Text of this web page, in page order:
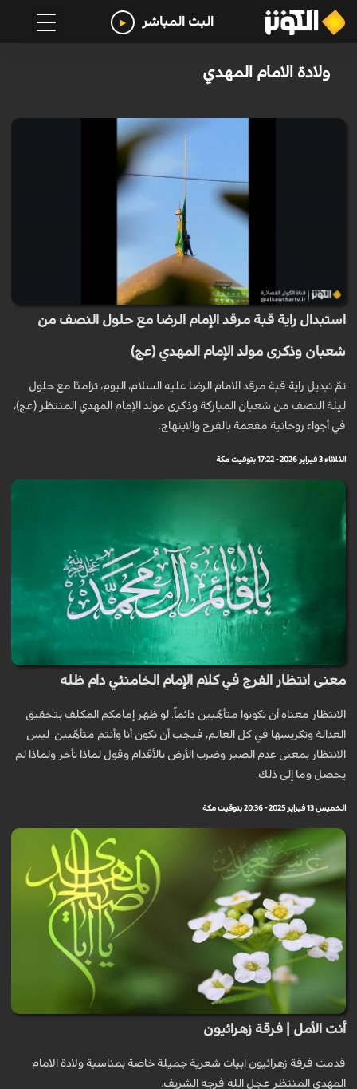
البث المباشر
ولادة الامام المهدي
استبدال راية قبة مرقد الإمام الرضا مع حلول النصف من
شعبان وذكرى مولد الإمام المهدي (عج)
تمّ تبديل راية قبة مرقد الامام الرضا عليه السلام، اليوم، تزامنًا مع حلول
ليلة النصف من شعبان المباركة وذكرى مولد الإمام المهدي المنتظر (عج)،
في أجواء روحانية مفعمة بالفرح والابتهاج.
الثلاثاء 3 فبراير 2026 - 17:22 بتوقيت مكة
معنى انتظار الفرج في كلام الإمام الخامنئي دام ظله
الانتظار معناه أن تكونوا متأهّبين دائماً. لو ظهر إمامكم المكلف بتحقيق
العدالة وتكريسها في كل العالم، فيجب أن نكون أنا وأنتم متأهّبين. ليس
الانتظار بمعنى عدم الصبر وضرب الأرض بالأقدام وقول لماذا تأخر ولماذا لم
يحصل وما إلى ذلك.
الخميس 13 فبراير 2025 - 20:36 بتوقيت مكة
أنت الأمل | فرقة زهرائيون
قدمت فرقة زهرائيون ابيات شعرية جميلة خاصة بمناسبة ولادة الامام
المهدي المنتظر عجل الله فرجه الشريف.